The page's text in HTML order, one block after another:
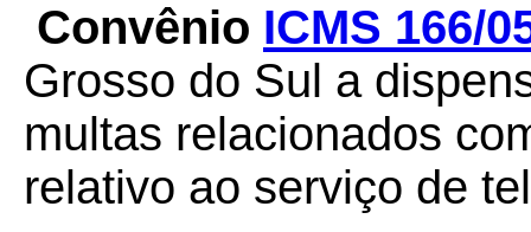
Convênio ICMS 166/
Grosso do Sul a
multas relacionados
relativo ao serviço de